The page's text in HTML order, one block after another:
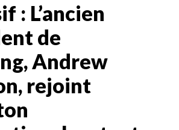
: L’ancien
de
Andrew
rejoint